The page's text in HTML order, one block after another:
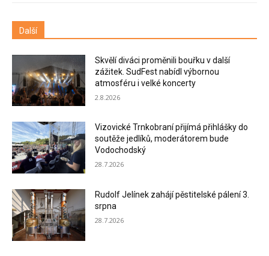
Další
Skvělí diváci proměnili bouřku v další
zážitek. SudFest nabídl výbornou
atmosféru i velké koncerty
2.8.2026
Vizovické Trnkobraní přijímá přihlášky do
soutěže jedlíků, moderátorem bude
Vodochodský
28.7.2026
Rudolf Jelínek zahájí pěstitelské pálení 3.
srpna
28.7.2026